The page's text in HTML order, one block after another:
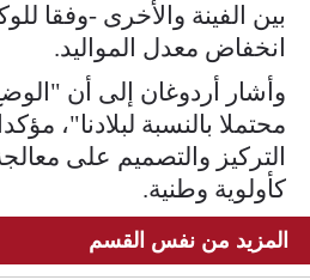
بين الفينة والأخرى -وفقا
انخفاض معدل المواليد.
وأشار أردوغان إلى أن
محتملا بالنسبة لبلادنا"،
التركيز والتصميم على
كأولوية وطنية.
المزيد من نفس القسم